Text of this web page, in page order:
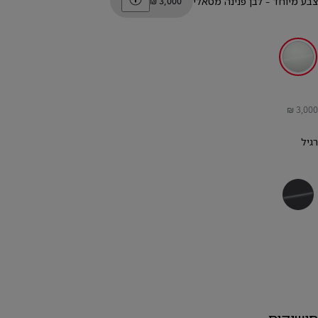
לבן פנינה מטאלי
רגיל